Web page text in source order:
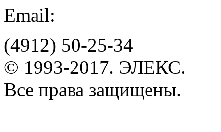
Email:
(4912) 50-25-34
© 1993-2017. ЭЛЕКС.
Все права защищены.